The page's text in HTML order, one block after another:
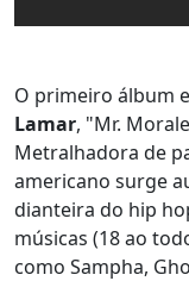
O primeiro álbum
Lamar, "Mr.
Metralhadora de
americano surge
dianteira do hip
músicas (18 ao
como Sampha,